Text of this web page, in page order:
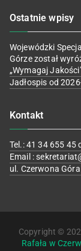
Ostatnie wpisy
Wojewódzki
Górze został
„Wymagaj
Jadłospis od
Kontakt
Tel.: 41 34 655 45
Email :
ul. Czerwona
Copyright ©
Rafała w